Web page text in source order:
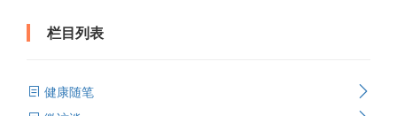
栏目列表
健康随笔